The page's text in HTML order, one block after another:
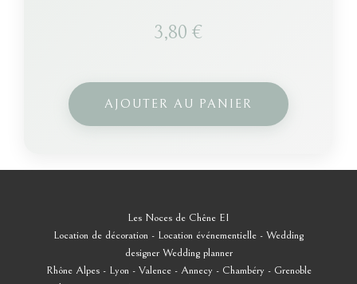
3,80 €
AJOUTER AU PANIER
Les Noces de Chêne EI
Location de décoration - Location événementielle - Wedding
designer Wedding planner
Rhône Alpes - Lyon - Valence - Annecy - Chambéry - Grenoble